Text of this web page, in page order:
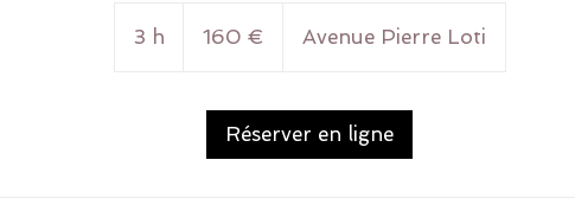
3 h 160 € Avenue Pierre Loti
Réserver en ligne